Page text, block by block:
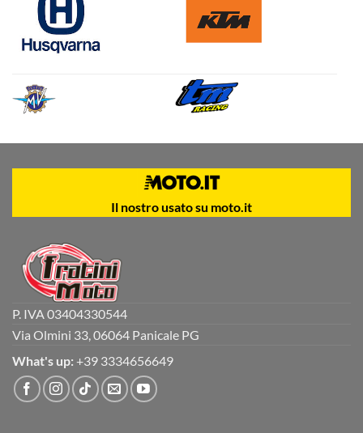
Il nostro usato su moto.it
P. IVA 03404330544
Via Olmini 33, 06064 Panicale PG
What's up: +39 3334656649